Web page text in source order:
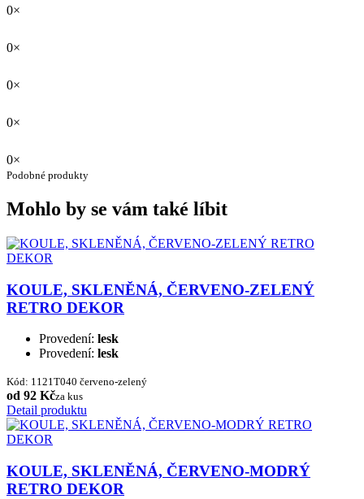
0×
0×
0×
0×
0×
Podobné produkty
Mohlo by se vám také líbit
KOULE, SKLENĚNÁ, ČERVENO-ZELENÝ
RETRO DEKOR
Provedení: lesk
Provedení: lesk
Kód: 1121T040 červeno-zelený
od 92 Kčza kus
Detail produktu
KOULE, SKLENĚNÁ, ČERVENO-MODRÝ
RETRO DEKOR